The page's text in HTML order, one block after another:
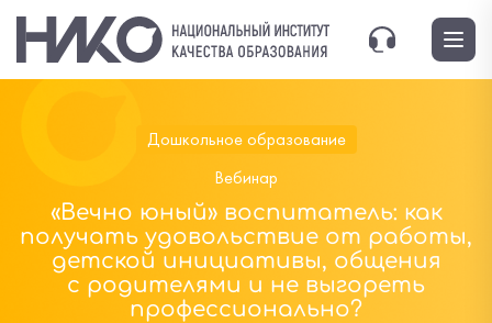
Дошкольное образование
Вебинар
«Вечно юный» воспитатель: как
получать удовольствие от работы,
детской инициативы, общения
с родителями и не выгореть
профессионально?